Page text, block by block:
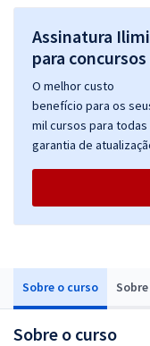
Sobre o curso
Sobre o curso
Assinatura
para
O melhor custo
benefício para os
mil cursos para
garantia de